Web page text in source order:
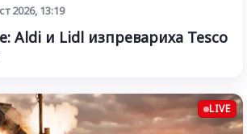
2026, 13:19
Aldi и Lidl изпревариха Tesco
LIVE